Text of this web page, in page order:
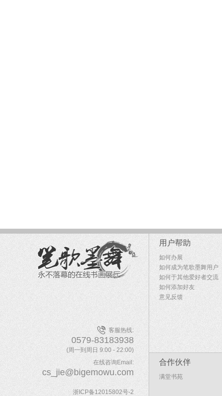
客服热线:
0579-83183938
(周一到周日 9:00 - 22:00)
在线咨询Email:
cs_jie@bigemowu.com
浙ICP备12015802号-2
用户帮助
如何办展
如何成为笔歌墨舞用户
如何于其他爱好者交流
如何添加好友
意见反馈
合作伙伴
满堂书苑